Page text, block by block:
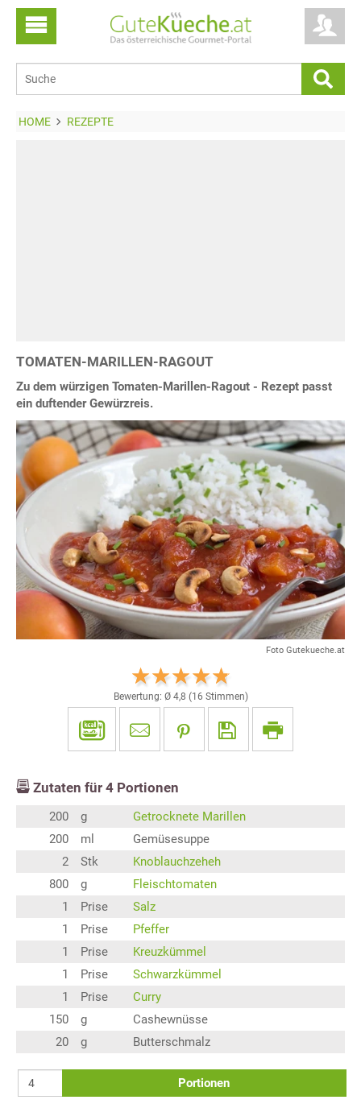
HOME REZEPTE
TOMATEN-MARILLEN-RAGOUT
Zu dem würzigen Tomaten-Marillen-Ragout - Rezept passt
ein duftender Gewürzreis.
Foto Gutekueche.at
Bewertung: Ø 4,8 (16 Stimmen)
Zutaten für 4 Portionen
200 g
Getrocknete Marillen
200
ml
Gemüsesuppe
2
Stk
Knoblauchzeheh
800
g
Fleischtomaten
1
Prise
Salz
1
Prise
Pfeffer
1
Prise
Kreuzkümmel
1
Prise
Schwarzkümmel
1
Prise
Curry
150
g
Cashewnüsse
20
g Butterschmalz
Portionen